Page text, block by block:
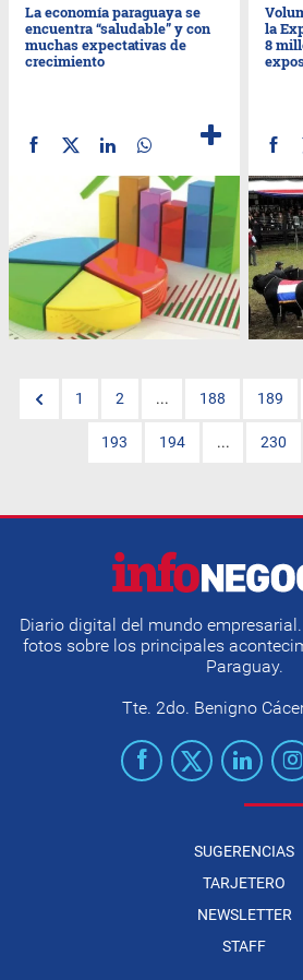
La economía paraguaya se
encuentra “saludable” y con
muchas expectativas de
crecimiento
la
8
1 2 ... 188 189
193 194 ... 230
Diario digital del mundo
fotos sobre los principales
Paraguay.
Tte. 2do. Benigno
SUGERENCIAS
TARJETERO
NEWSLETTER
STAFF